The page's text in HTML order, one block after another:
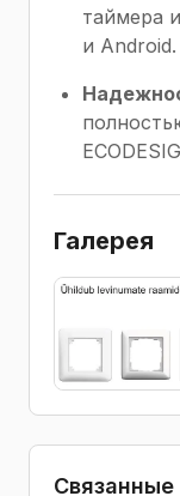
таймера
и Android.
Галерея
Связанные